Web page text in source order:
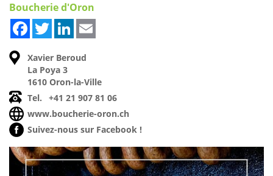
Boucherie d'Oron
FacebookTwitterLinkedIn
Xavier Beroud
La Poya 3
1610 Oron-la-Ville
Tel.
+41 21 907 81 06
www.boucherie-oron.ch
Suivez-nous sur Facebook !